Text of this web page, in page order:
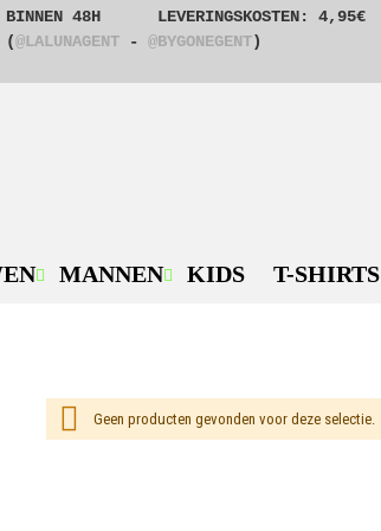
BINNEN 48H LEVERINGSKOSTEN: 4,95€
(@LALUNAGENT - @BYGONEGENT)
MANNEN KIDS T-SHIRTS
Geen producten gevonden voor deze selectie.